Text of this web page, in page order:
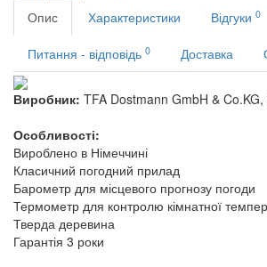
Опис
Характеристики Відгуки 0
Питання - відповідь 0 Доставка
Виробник: TFA Dostmann GmbH &
Особливості:
Вироблено в Німеччині
Класичний погодний прилад
Барометр для місцевого прогнозу погоди
Термометр для контролю кімнатної
Тверда деревина
Гарантія 3 роки